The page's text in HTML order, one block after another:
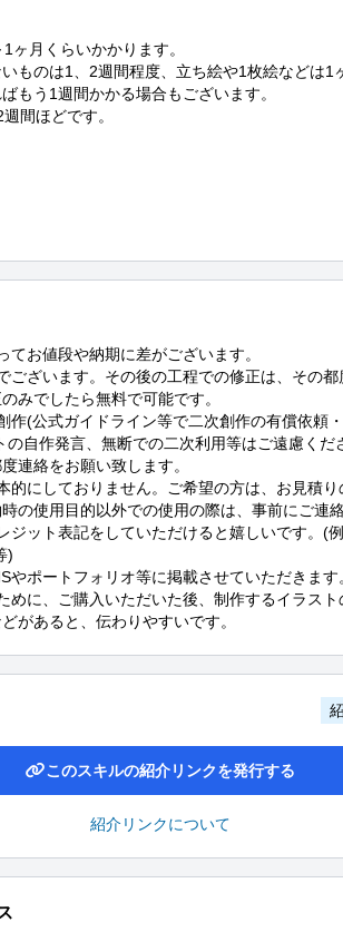
ヶ月くらいかかります。
ものは1、2週間程度、立ち絵や1枚絵などは1
もう1週間かかる場合もございます。
間ほどです。
お値段や納期に差がございます。
ございます。その後の工程での修正は、その都
みでしたら無料で可能です。
作(公式ガイドライン等で二次創作の有償依頼
自作発言、無断での二次利用等はご遠慮くだ
連絡をお願い致します。
的にしておりません。ご希望の方は、お見積り
の使用目的以外での使用の際は、事前にご連絡
ジット表記をしていただけると嬉しいです。(
)
やポートフォリオ等に掲載させていただきます
めに、ご購入いただいた後、制作するイラス
があると、伝わりやすいです。
このスキルの紹介リンクを発行する
紹介リンクについて